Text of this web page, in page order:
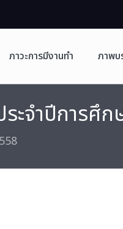
ภาวะการมีงานทำ ภาพบ
จำปีการศึก